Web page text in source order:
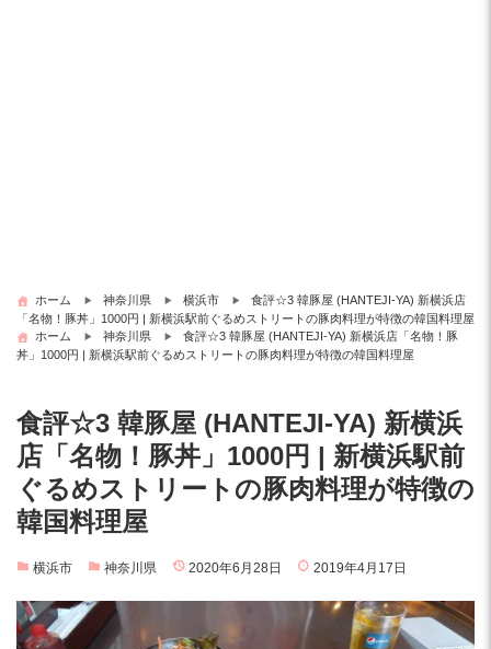
ホーム 神奈川県 横浜市
食評☆3 韓豚屋 (HANTEJI-YA) 新横浜店
「名物！豚丼」1000円 | 新横浜駅前ぐるめストリートの豚肉料理が特徴の韓国料理屋
ホーム
神奈川県
食評☆3 韓豚屋 (HANTEJI-YA) 新横浜店「名物！豚
丼」1000円 | 新横浜駅前ぐるめストリートの豚肉料理が特徴の韓国料理屋
食評☆3 韓豚屋 (HANTEJI-YA) 新横浜
店「名物！豚丼」1000円 | 新横浜駅前
ぐるめストリートの豚肉料理が特徴の
韓国料理屋
横浜市 神奈川県 2020年6月28日 2019年4月17日